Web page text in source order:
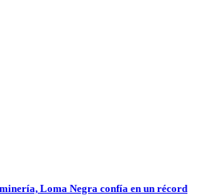
Loma Negra confía en un récord